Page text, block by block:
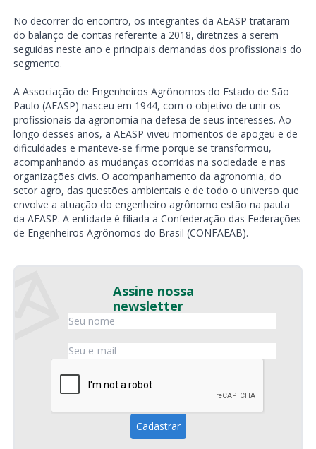
No decorrer do encontro, os integrantes da AEASP trataram
do balanço de contas referente a 2018, diretrizes a serem
seguidas neste ano e principais demandas dos profissionais do
segmento.
A Associação de Engenheiros Agrônomos do Estado de São
Paulo (AEASP) nasceu em 1944, com o objetivo de unir os
profissionais da agronomia na defesa de seus interesses. Ao
longo desses anos, a AEASP viveu momentos de apogeu e de
dificuldades e manteve-se firme porque se transformou,
acompanhando as mudanças ocorridas na sociedade e nas
organizações civis. O acompanhamento da agronomia, do
setor agro, das questões ambientais e de todo o universo que
envolve a atuação do engenheiro agrônomo estão na pauta
da AEASP. A entidade é filiada a Confederação das Federações
de Engenheiros Agrônomos do Brasil (CONFAEAB).
Assine nossa
newsletter